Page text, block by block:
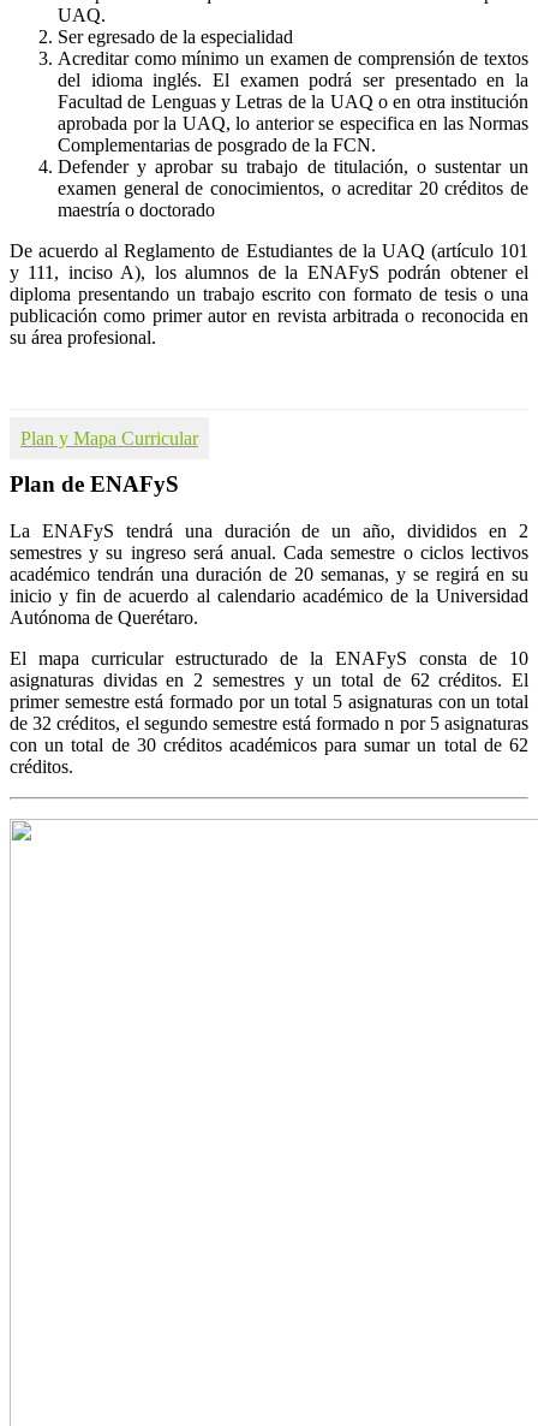
UAQ.
Ser egresado de la especialidad
Acreditar como mínimo un examen de comprensión de textos
del idioma inglés. El examen podrá ser presentado en la
Facultad de Lenguas y Letras de la UAQ o en otra institución
aprobada por la UAQ, lo anterior se especifica en las Normas
Complementarias de posgrado de la FCN.
Defender y aprobar su trabajo de titulación, o sustentar un
examen general de conocimientos, o acreditar 20 créditos de
maestría o doctorado
De acuerdo al Reglamento de Estudiantes de la UAQ (artículo 101
y 111, inciso A), los alumnos de la ENAFyS podrán obtener el
diploma presentando un trabajo escrito con formato de tesis o una
publicación como primer autor en revista arbitrada o reconocida en
su área profesional.
Plan y Mapa Curricular
Plan de ENAFyS
La ENAFyS tendrá una duración de un año, divididos en 2
semestres y su ingreso será anual. Cada semestre o ciclos lectivos
académico tendrán una duración de 20 semanas, y se regirá en su
inicio y fin de acuerdo al calendario académico de la Universidad
Autónoma de Querétaro.
El mapa curricular estructurado de la ENAFyS consta de 10
asignaturas dividas en 2 semestres y un total de 62 créditos. El
primer semestre está formado por un total 5 asignaturas con un total
de 32 créditos, el segundo semestre está formado n por 5 asignaturas
con un total de 30 créditos académicos para sumar un total de 62
créditos.